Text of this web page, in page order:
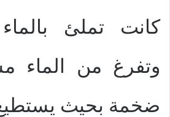
كانت تملئ
وتفرغ من الماء
ضخمة بحيث يستطيع 12